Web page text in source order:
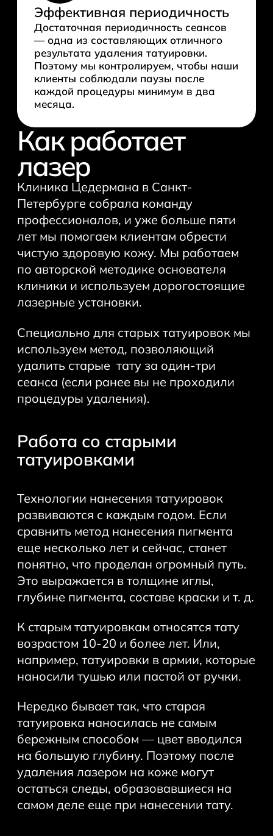
Эффективная периодичность
Достаточная периодичность сеансов
— одна из составляющих отличного
результата удаления татуировки.
Поэтому мы контролируем, чтобы наши
клиенты соблюдали паузы после
каждой процедуры минимум в два
месяца.
Как работает
лазер
Клиника Цедермана в Санкт-
Петербурге собрала команду
профессионалов, и уже больше пяти
лет мы помогаем клиентам обрести
чистую здоровую кожу. Мы работаем
по авторской методике основателя
клиники и используем дорогостоящие
лазерные установки.
Специально для старых татуировок мы
используем метод, позволяющий
удалить старые тату за один-три
сеанса (если ранее вы не проходили
процедуры удаления).
Работа со старыми
татуировками
Технологии нанесения татуировок
развиваются с каждым годом. Если
сравнить метод нанесения пигмента
еще несколько лет и сейчас, станет
понятно, что проделан огромный путь.
Это выражается в толщине иглы,
глубине пигмента, составе краски и т. д.
К старым татуировкам относятся тату
возрастом 10-20 и более лет. Или,
например, татуировки в армии, которые
наносили тушью или пастой от ручки.
Нередко бывает так, что старая
татуировка наносилась не самым
бережным способом — цвет вводился
на большую глубину. Поэтому после
удаления лазером на коже могут
остаться следы, образовавшиеся на
самом деле еще при нанесении тату.